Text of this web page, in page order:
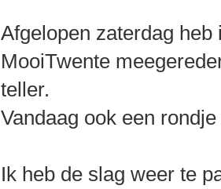
Afgelopen zaterdag
MooiTwente
teller.
Vandaag ook een
Ik heb de slag weer te